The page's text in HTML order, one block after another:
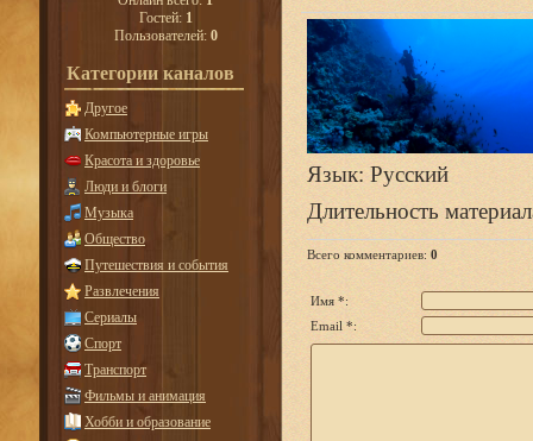
Гостей: 1
Пользователей: 0
Категории каналов
Другое
Компьютерные игры
Красота и здоровье
Люди и блоги
Музыка
Общество
Путешествия и события
Развлечения
Сериалы
Спорт
Транспорт
Фильмы и анимация
Хобби и образование
Язык: Русский
Длительность
Всего комментариев: 0
Имя *:
Email *: